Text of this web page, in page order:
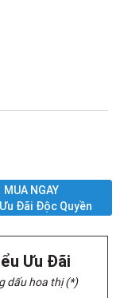
MUA NGAY
Đãi Độc Quyền
Ưu Đãi
dấu hoa thị (*)